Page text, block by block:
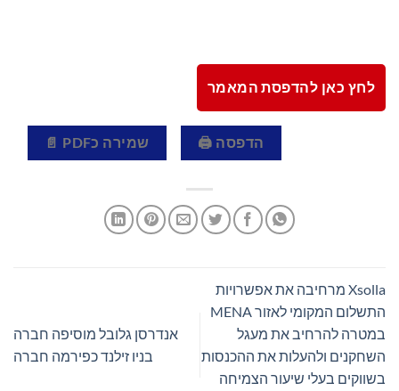
לחץ כאן להדפסת המאמר
הדפסה 🖨 שמירה כPDF 📄
Xsolla מרחיבה את אפשרויות
התשלום המקומי לאזור MENA
במטרה להרחיב את מעגל
השחקנים ולהעלות את ההכנסות
בשווקים בעלי שיעור הצמיחה
אנדרסן גלובל מוסיפה חברה
בניו זילנד כפירמה חברה